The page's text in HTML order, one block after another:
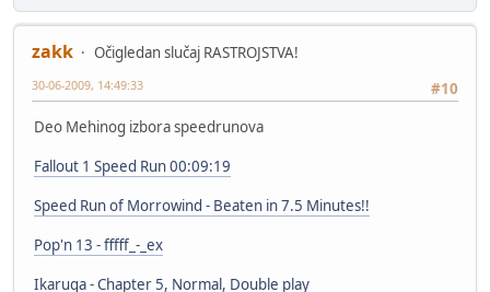
zakk
Očigledan slučaj RASTROJSTVA!
#10
30-06-2009, 14:49:33
Deo Mehinog izbora speedrunova
Fallout 1 Speed Run 00:09:19
Speed Run of Morrowind - Beaten in 7.5 Minutes!!
Pop'n 13 - fffff_-_ex
Ikaruga - Chapter 5, Normal, Double play